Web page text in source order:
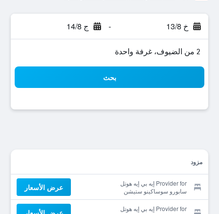
خ 13/8 - ج 14/8
2 من الضيوف، غرفة واحدة
بحث
مزود
Provider for إيه بي إيه هوتل
سابورو سوساكينو ستيشن
مينامي
عرض الأسعار
Provider for إيه بي إيه هوتل